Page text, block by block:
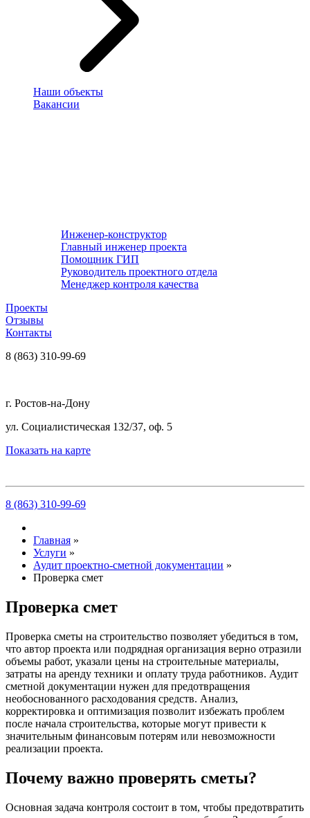
Наши объекты
Вакансии
Инженер-конструктор
Главный инженер проекта
Помощник ГИП
Руководитель проектного отдела
Менеджер контроля качества
Проекты
Отзывы
Контакты
8 (863) 310-99-69
г. Ростов-на-Дону
ул. Социалистическая 132/37, оф. 5
Показать на карте
8 (863) 310-99-69
Главная »
Услуги »
Аудит проектно-сметной документации »
Проверка смет
Проверка смет
Проверка сметы на строительство позволяет убедиться в том,
что автор проекта или подрядная организация верно отразили
объемы работ, указали цены на строительные материалы,
затраты на аренду техники и оплату труда работников. Аудит
сметной документации нужен для предотвращения
необоснованного расходования средств. Анализ,
корректировка и оптимизация позволит избежать проблем
после начала строительства, которые могут привести к
значительным финансовым потерям или невозможности
реализации проекта.
Почему важно проверять сметы?
Основная задача контроля состоит в том, чтобы предотвратить